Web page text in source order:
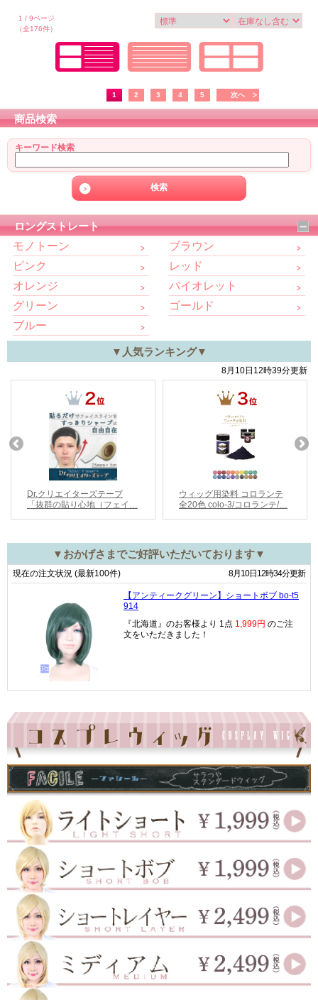
1 / 9ページ
（全176件）
1 2 3 4 5 次へ
商品検索
キーワード検索
ロングストレート
モノトーン
ピンク
オレンジ
グリーン
ブルー
ブラウン
レッド
バイオレット
ゴールド
▼人気ランキング▼
▼おかげさまでご好評いただいております▼